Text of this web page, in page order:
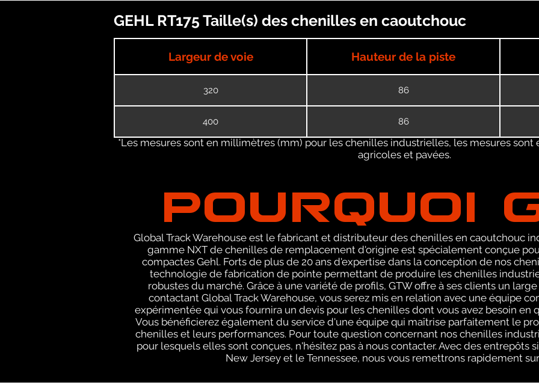
GEHL RT175 Taille(s) des chenilles en caoutchouc
Largeur de voie Hauteur de la piste
320 86
400 86
*Les mesures sont en millimètres (mm) pour les chenilles industrielles, les mesures sont
agricoles et pavées.
POURQUOI
Global Track Warehouse est le fabricant et distributeur des chenilles en caoutchouc
gamme NXT de chenilles de remplacement d'origine est spécialement conçue
compactes Gehl. Forts de plus de 20 ans d'expertise dans la conception de nos
technologie de fabrication de pointe permettant de produire les chenilles
robustes du marché. Grâce à une variété de profils, GTW offre à ses clients un
contactant Global Track Warehouse, vous serez mis en relation avec une équipe
expérimentée qui vous fournira un devis pour les chenilles dont vous avez besoin en
Vous bénéficierez également du service d'une équipe qui maîtrise parfaitement le
chenilles et leurs performances. Pour toute question concernant nos chenilles
pour lesquels elles sont conçues, n'hésitez pas à nous contacter. Avec des entrepôts
New Jersey et le Tennessee, nous vous remettrons rapidement